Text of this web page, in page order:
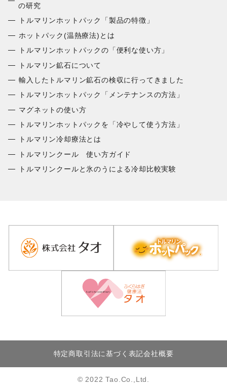
の研究
トルマリンホットパック「製品の特徴」
ホットパック(温熱療法)とは
トルマリンホットパックの「便利な使い方」
トルマリン鉱石について
輸入したトルマリン鉱石の検収に行ってきました
トルマリンホットパック「メンテナンスの方法」
マグネットの使い方
トルマリンホットパックを「冷やして使う方法」
トルマリン冷却療法とは
トルマリンクール 使い方ガイド
トルマリンクールと氷のうによる冷却比較実験
特定商取引法に基づく表記会社概要
© 2022 Tao.Co.,Ltd.